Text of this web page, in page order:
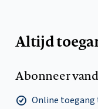
Altijd
Abonneer
Online